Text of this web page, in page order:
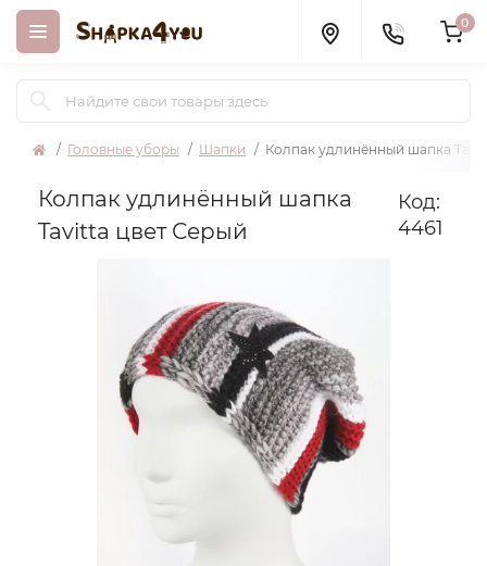
0
Головные уборы Шапки Колпак удлинённый шапка
Колпак удлинённый шапка
Tavitta цвет Серый
Код:
4461